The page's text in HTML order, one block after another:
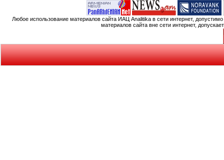
Любое использование материалов сайта ИАЦ Analitika в сети интернет,
материалов сайта вне сети интернет,